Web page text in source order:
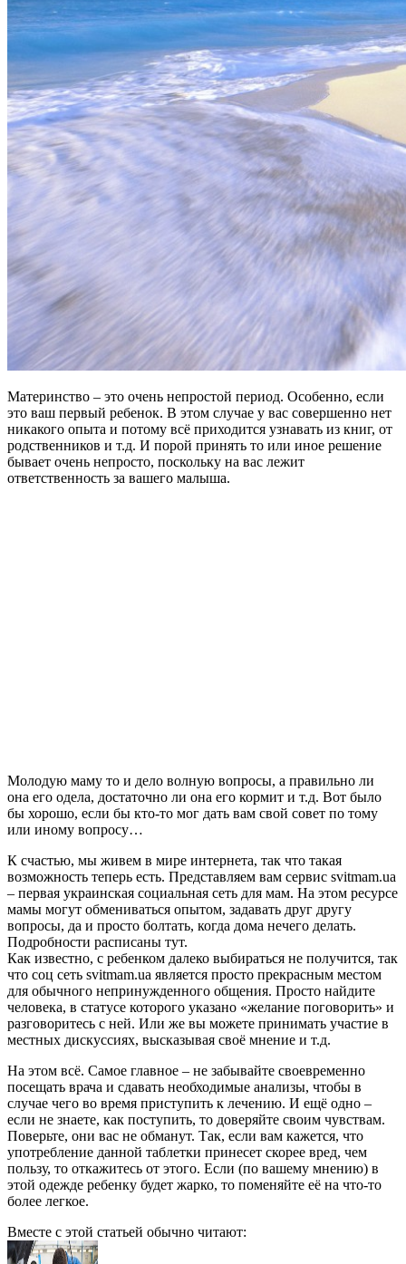
Материнство – это очень непростой период. Особенно, если
это ваш первый ребенок. В этом случае у вас совершенно нет
никакого опыта и потому всё приходится узнавать из книг, от
родственников и т.д. И порой принять то или иное решение
бывает очень непросто, поскольку на вас лежит
ответственность за вашего малыша.
Молодую маму то и дело волную вопросы, а правильно ли
она его одела, достаточно ли она его кормит и т.д. Вот было
бы хорошо, если бы кто-то мог дать вам свой совет по тому
или иному вопросу…
К счастью, мы живем в мире интернета, так что такая
возможность теперь есть. Представляем вам сервис svitmam.ua
– первая украинская социальная сеть для мам. На этом ресурсе
мамы могут обмениваться опытом, задавать друг другу
вопросы, да и просто болтать, когда дома нечего делать.
Подробности расписаны тут.
Как известно, с ребенком далеко выбираться не получится, так
что соц сеть svitmam.ua является просто прекрасным местом
для обычного непринужденного общения. Просто найдите
человека, в статусе которого указано «желание поговорить» и
разговоритесь с ней. Или же вы можете принимать участие в
местных дискуссиях, высказывая своё мнение и т.д.
На этом всё. Самое главное – не забывайте своевременно
посещать врача и сдавать необходимые анализы, чтобы в
случае чего во время приступить к лечению. И ещё одно –
если не знаете, как поступить, то доверяйте своим чувствам.
Поверьте, они вас не обманут. Так, если вам кажется, что
употребление данной таблетки принесет скорее вред, чем
пользу, то откажитесь от этого. Если (по вашему мнению) в
этой одежде ребенку будет жарко, то поменяйте её на что-то
более легкое.
Вместе с этой статьей обычно читают: